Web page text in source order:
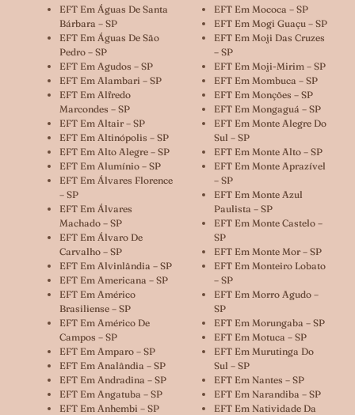
EFT Em Águas De Santa
Bárbara – SP
EFT Em Águas De São
Pedro – SP
EFT Em Agudos – SP
EFT Em Alambari – SP
EFT Em Alfredo
Marcondes – SP
EFT Em Altair – SP
EFT Em Altinópolis – SP
EFT Em Alto Alegre – SP
EFT Em Alumínio – SP
EFT Em Álvares Florence
– SP
EFT Em Álvares
Machado – SP
EFT Em Álvaro De
Carvalho – SP
EFT Em Alvinlândia – SP
EFT Em Americana – SP
EFT Em Américo
Brasiliense – SP
EFT Em Américo De
Campos – SP
EFT Em Amparo – SP
EFT Em Analândia – SP
EFT Em Andradina – SP
EFT Em Angatuba – SP
EFT Em Anhembi – SP
EFT Em Mococa – SP
EFT Em Mogi Guaçu – SP
EFT Em Moji Das Cruzes
– SP
EFT Em Moji-Mirim – SP
EFT Em Mombuca – SP
EFT Em Monções – SP
EFT Em Mongaguá – SP
EFT Em Monte Alegre Do
Sul – SP
EFT Em Monte Alto – SP
EFT Em Monte Aprazível
– SP
EFT Em Monte Azul
Paulista – SP
EFT Em Monte Castelo –
SP
EFT Em Monte Mor – SP
EFT Em Monteiro Lobato
– SP
EFT Em Morro Agudo –
SP
EFT Em Morungaba – SP
EFT Em Motuca – SP
EFT Em Murutinga Do
Sul – SP
EFT Em Nantes – SP
EFT Em Narandiba – SP
EFT Em Natividade Da